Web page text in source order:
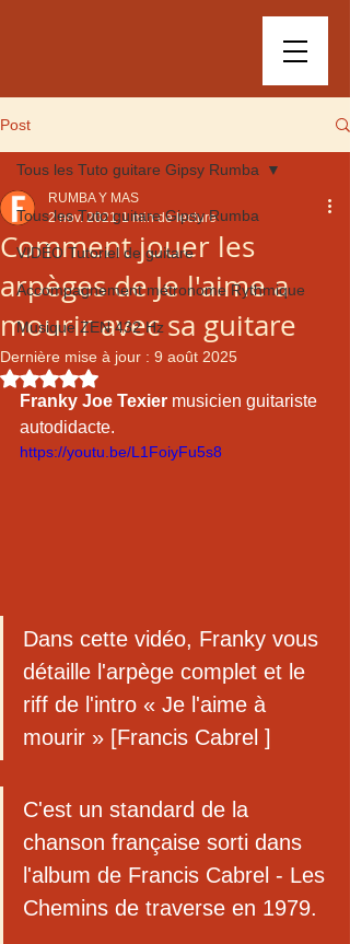
Post
Tous les Tuto guitare Gipsy Rumba
VIDÉO Tutoriel de guitare
Accompagnement métronome Rythmique
Musique ZEN 432 Hz
Tous les Tuto guitare Gipsy Rumba
Comment jouer les
arpèges de Je l'aime a
mourir avec sa guitare
RUMBA Y MAS
2 nov. 2021 1 min de lecture
Dernière mise à jour : 9 août 2025
Noté NaN étoiles sur 5.
Franky Joe Texier musicien guitariste
autodidacte.
https://youtu.be/L1FoiyFu5s8
Dans cette vidéo, Franky vous
détaille l'arpège complet et le
riff de l'intro « Je l'aime à
mourir » [Francis Cabrel ]
C'est un standard de la
chanson française sorti dans
l'album de Francis Cabrel - Les
Chemins de traverse en 1979.